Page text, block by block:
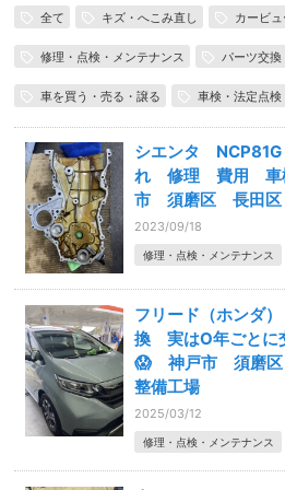
全て キズ・へこみ直し カービ
修理・点検・メンテナンス パーツ交換
車を買う・売る・譲る 車検・法定点検
シエンタ
れ 修理 費用 車
市 須磨区 長田区
2023/09/18
修理・点検・メンテナンス
フリード（ホンダ
換 実はO年ごとに
😱 神戸市 須磨
整備工場
2025/03/12
修理・点検・メンテナンス